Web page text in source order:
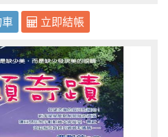
立即結帳